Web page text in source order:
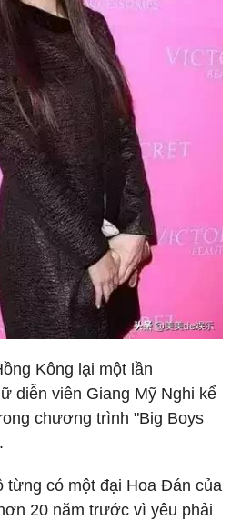
Kông lại một lần
diễn viên Giang Mỹ Nghi kể
chương trình "Big Boys
từng có một đại Hoa Đán của
20 năm trước vì yêu phải